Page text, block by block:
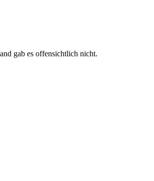
gab es offensichtlich nicht.